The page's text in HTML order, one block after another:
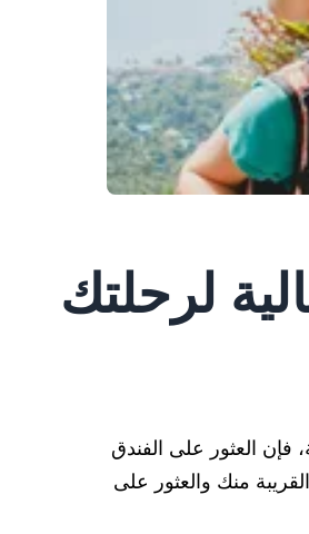
لرحلتك
العثور على الفندق
منك والعثور على